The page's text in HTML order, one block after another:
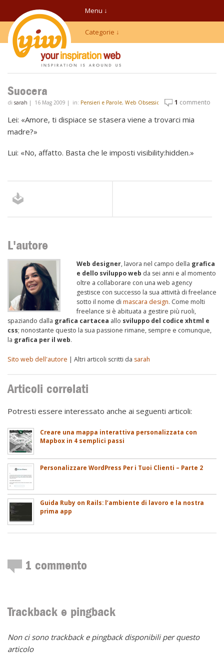
Menu ↓
Categorie ↓
Suocera
di sarah | 16 Mag 2009 | in: Pensieri e Parole, Web Obsession 1 commento
Lei: «Amore, ti dispiace se stasera viene a trovarci mia
madre?»
Lui: «No, affatto. Basta che le imposti visibility:hidden.»
L'autore
Web designer, lavora nel campo della grafica
e dello sviluppo web da sei anni e al momento
oltre a collaborare con una web agency
gestisce con successo la sua attività di freelance
sotto il nome di mascara design. Come molti
freelance si è abituata a gestire più ruoli,
spaziando dalla grafica cartacea allo sviluppo del codice xhtml e
css; nonostante questo la sua passione rimane, sempre e comunque,
la grafica per il web.
Sito web dell'autore | Altri articoli scritti da sarah
Articoli correlati
Potresti essere interessato anche ai seguenti articoli:
Creare una mappa interattiva personalizzata con
Mapbox in 4 semplici passi
Personalizzare WordPress Per i Tuoi Clienti – Parte 2
Guida Ruby on Rails: l’ambiente di lavoro e la nostra
prima app
1 commento
Trackback e pingback
Non ci sono trackback e pingback disponibili per questo
articolo